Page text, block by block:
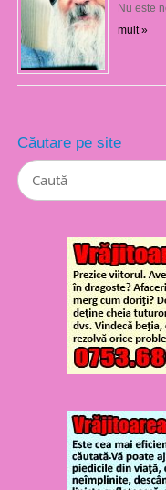
Nu este
mult »
Căutare pe site